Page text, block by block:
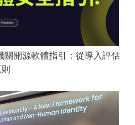
關開源軟體指引：從導入評估